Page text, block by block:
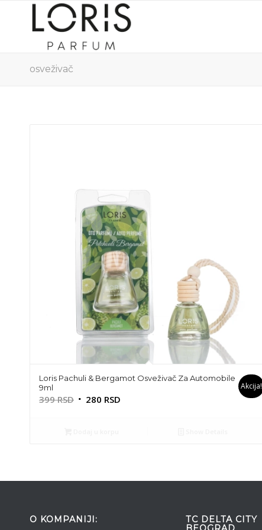
osveživač
Loris Pachuli & Bergamot Osveživač Za Automobile
9ml
399RSD Originalna
280 RSD
Akcija!
O KOMPANIJI:
TC DELTA CITY